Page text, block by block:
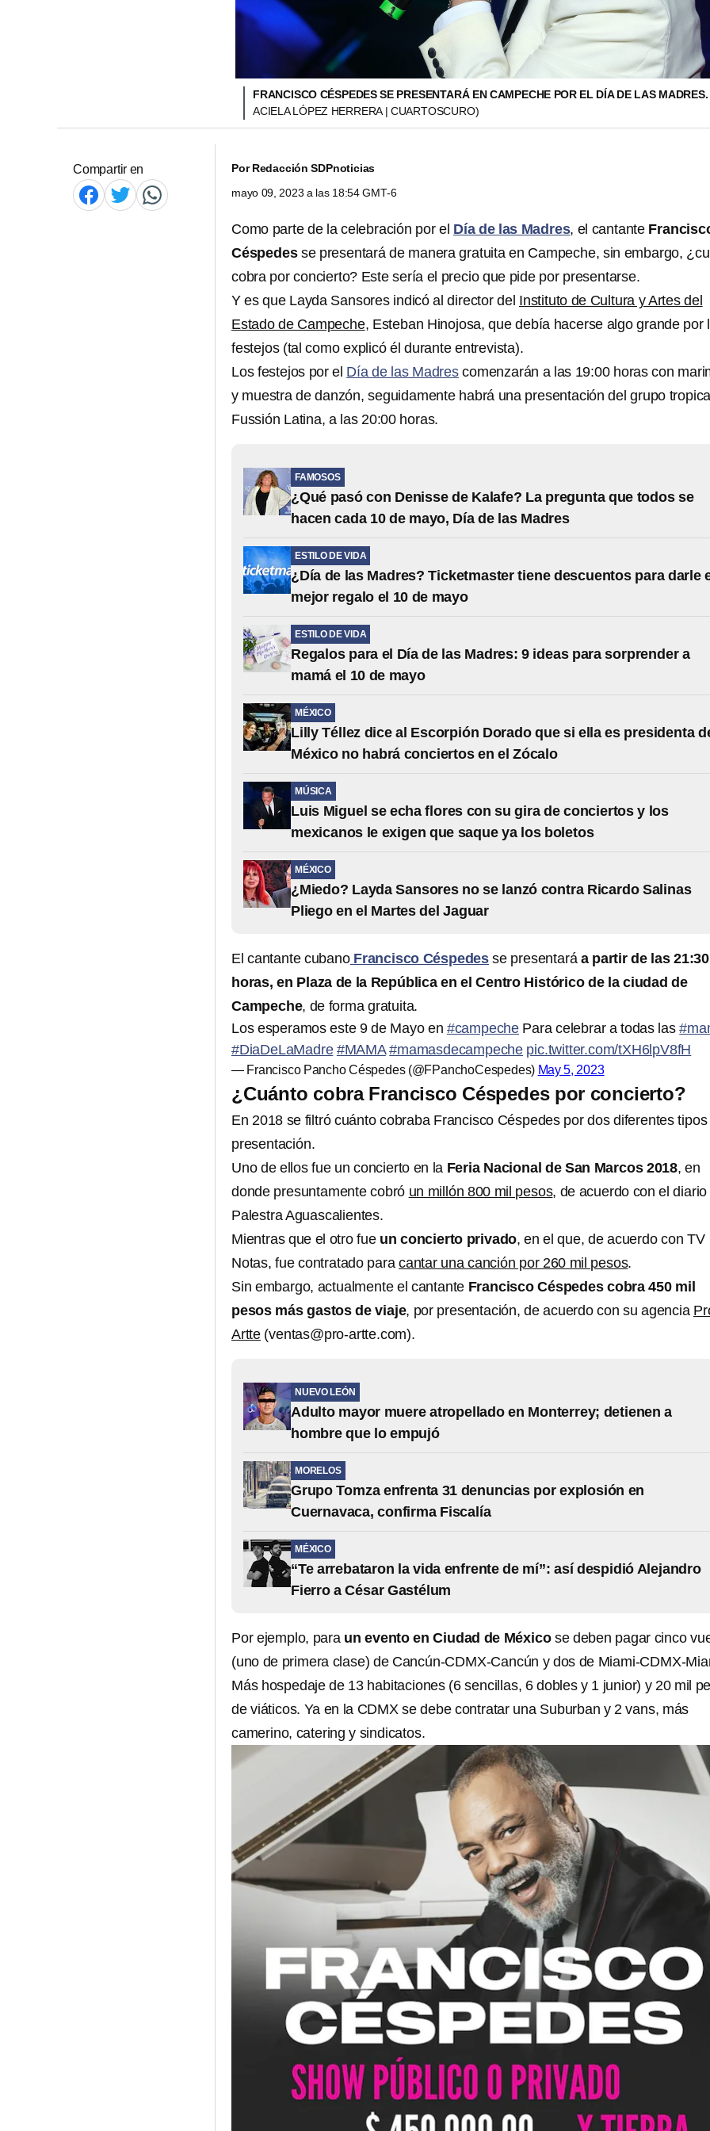
FRANCISCO CÉSPEDES SE PRESENTARÁ EN CAMPECHE POR EL DÍA DE LAS MADRES.
ACIELA LÓPEZ HERRERA | CUARTOSCURO)
Compartir en PorRedacción SDPnoticias
mayo 09, 2023 a las 18:54 GMT-6
Como parte de la celebración por el Día de las Madres, el cantante
Céspedesse presentará de manera gratuita en Campeche, sin embargo,
cobra por concierto? Este sería el precio que pide por presentarse.
Y es que Layda Sansores indicó al director del Instituto de Cultura y Artes del
Estado de Campeche, Esteban Hinojosa, que debía hacerse algo grande por
festejos (tal como explicó él durante entrevista).
Los festejos por el Día de las Madrescomenzarán a las 19:00 horas con
y muestra de danzón, seguidamente habrá una presentación del grupo tropical
Fussión Latina, a las 20:00 horas.
FAMOSOS
¿Qué pasó con Denisse de Kalafe? La pregunta que todos se
hacen cada 10 de mayo, Día de las Madres
ESTILO DE VIDA
¿Día de las Madres? Ticketmaster tiene descuentos para darle
mejor regalo el 10 de mayo
ESTILO DE VIDA
Regalos para el Día de las Madres: 9 ideas para sorprender a
mamá el 10 de mayo
MÉXICO
Lilly Téllez dice al Escorpión Dorado que si ella es presidenta
México no habrá conciertos en el Zócalo
MÚSICA
Luis Miguel se echa flores con su gira de conciertos y los
mexicanos le exigen que saque ya los boletos
MÉXICO
¿Miedo? Layda Sansores no se lanzó contra Ricardo Salinas
Pliego en el Martes del Jaguar
El cantante cubanoFrancisco Céspedes se presentará a partir de las 21:30
horas, en Plaza de la República en el Centro Histórico de la ciudad de
Campeche, de forma gratuita.
Los esperamos este 9 de Mayo en #campeche Para celebrar a todas las
#DiaDeLaMadre #MAMA #mamasdecampeche pic.twitter.com/tXH6lpV8fH
— Francisco Pancho Céspedes (@FPanchoCespedes) May 5, 2023
¿Cuánto cobra Francisco Céspedes por concierto?
En 2018 se filtró cuánto cobraba Francisco Céspedes por dos diferentes tipos
presentación.
Uno de ellos fue un concierto en la Feria Nacional de San Marcos 2018, en
donde presuntamente cobró un millón 800 mil pesos, de acuerdo con el diario
Palestra Aguascalientes.
Mientras que el otro fue un concierto privado, en el que, de acuerdo con TV
Notas, fue contratado paracantar una canción por 260 mil pesos.
Sin embargo, actualmente el cantante Francisco Céspedes cobra 450 mil
pesos más gastos de viaje, por presentación, de acuerdo con su agencia
Artte (ventas@pro-artte.com).
NUEVO LEÓN
Adulto mayor muere atropellado en Monterrey; detienen a
hombre que lo empujó
MORELOS
Grupo Tomza enfrenta 31 denuncias por explosión en
Cuernavaca, confirma Fiscalía
MÉXICO
“Te arrebataron la vida enfrente de mí”: así despidió Alejandro
Fierro a César Gastélum
Por ejemplo, para un evento en Ciudad de Méxicose deben pagar cinco
(uno de primera clase) de Cancún-CDMX-Cancún y dos de Miami-CDMX-
Más hospedaje de 13 habitaciones (6 sencillas, 6 dobles y 1 junior) y 20 mil
de viáticos. Ya en la CDMX se debe contratar una Suburban y 2 vans, más
camerino, catering y sindicatos.